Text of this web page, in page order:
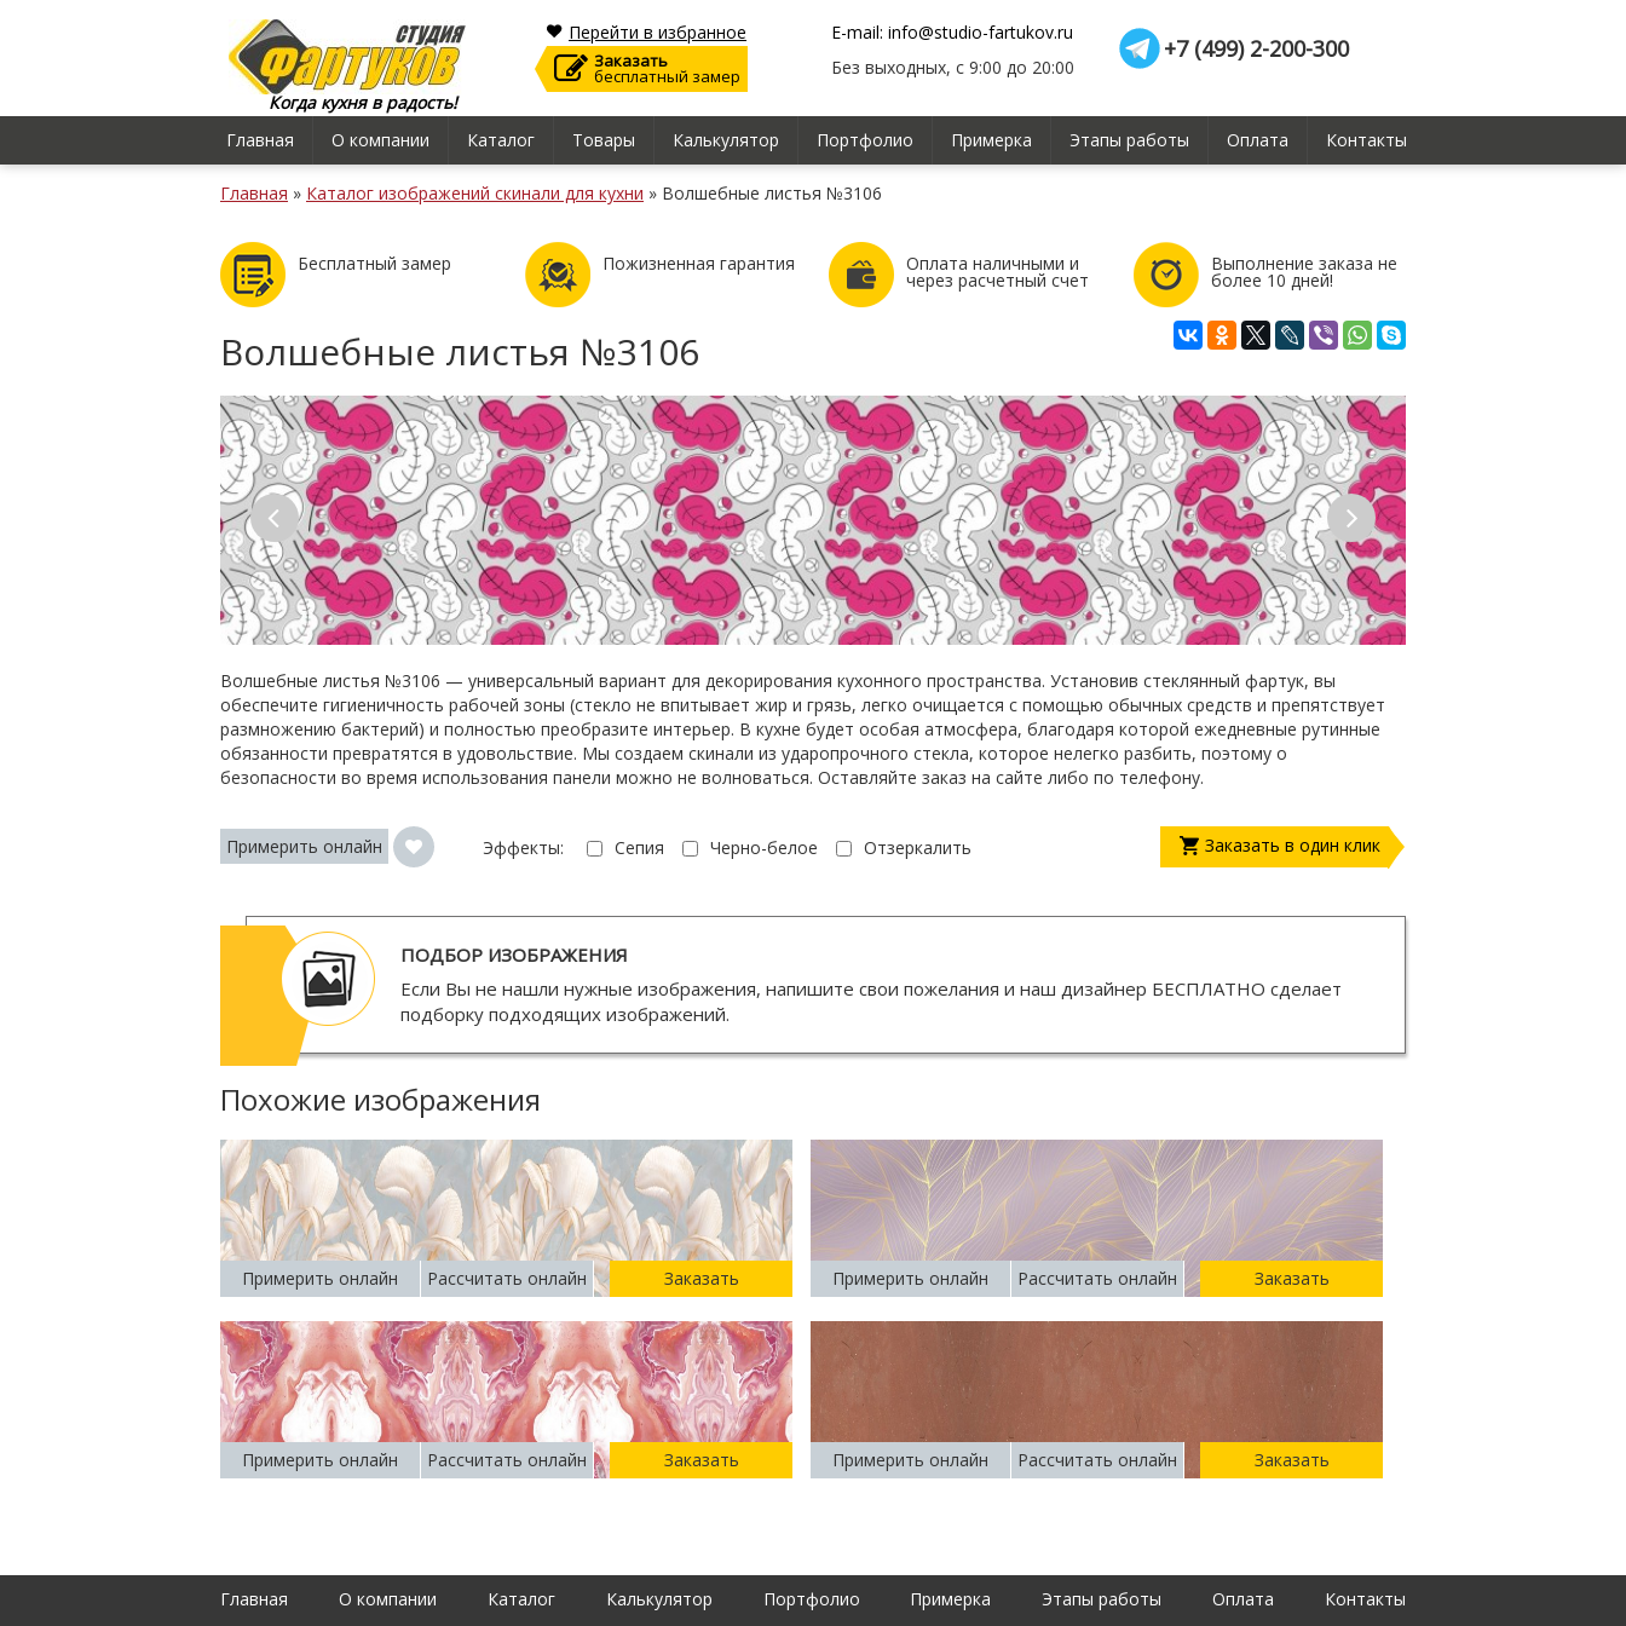
Когда кухня в радость!
Перейти в избранное
Заказать
бесплатный замер
E-mail: info@studio-fartukov.ru
Без выходных, с 9:00 до 20:00
+7 (499) 2-200-300
Главная О компании Каталог Товары Калькулятор Портфолио Примерка Этапы работы Оплата Контакты
Главная » Каталог изображений скинали для кухни » Волшебные листья №3106
Бесплатный замер Пожизненная гарантия Оплата наличными и
через расчетный счет
Выполнение заказа не
более 10 дней!
Волшебные листья №3106
Волшебные листья №3106 — универсальный вариант для декорирования кухонного пространства. Установив стеклянный фартук, вы
обеспечите гигиеничность рабочей зоны (стекло не впитывает жир и грязь, легко очищается с помощью обычных средств и препятствует
размножению бактерий) и полностью преобразите интерьер. В кухне будет особая атмосфера, благодаря которой ежедневные рутинные
обязанности превратятся в удовольствие. Мы создаем скинали из ударопрочного стекла, которое нелегко разбить, поэтому о
безопасности во время использования панели можно не волноваться. Оставляйте заказ на сайте либо по телефону.
Заказать в один клик
Примерить онлайн Эффекты: Сепия Черно-белое Отзеркалить
ПОДБОР ИЗОБРАЖЕНИЯ
Если Вы не нашли нужные изображения, напишите свои пожелания и наш дизайнер БЕСПЛАТНО сделает
подборку подходящих изображений.
Похожие изображения
Примерить онлайн Рассчитать онлайн Заказать Примерить онлайн Рассчитать онлайн Заказать
Примерить онлайн Рассчитать онлайн Заказать Примерить онлайн Рассчитать онлайн Заказать
Главная О компании Каталог Калькулятор Портфолио Примерка Этапы работы Оплата Контакты